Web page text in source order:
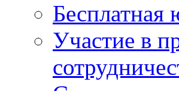
Участие в